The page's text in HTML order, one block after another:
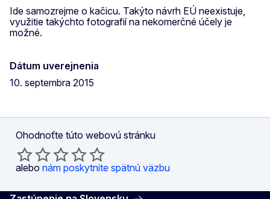
Ide samozrejme o kačicu. Takýto návrh EÚ neexistuje,
využitie takýchto fotografií na nekomerčné účely je
možné.
Dátum uverejnenia
10. septembra 2015
Ohodnoťte túto webovú stránku
alebo nám poskytnite spätnú väzbu